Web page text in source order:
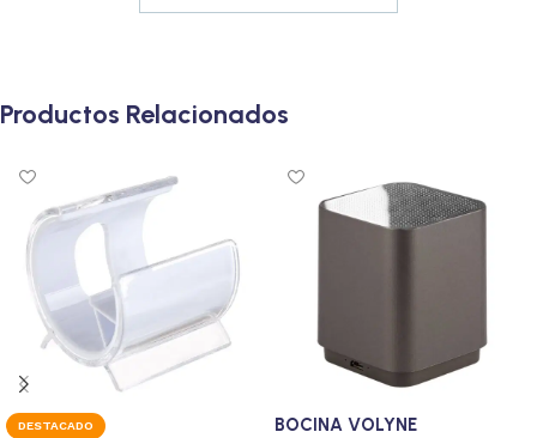
Productos Relacionados
DESTACADO BOCINA VOLYNE